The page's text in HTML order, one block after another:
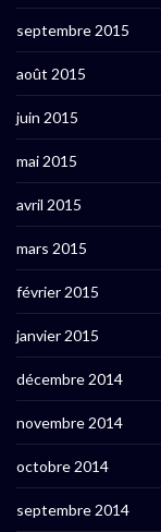
septembre 2015
août 2015
juin 2015
mai 2015
avril 2015
mars 2015
février 2015
janvier 2015
décembre 2014
novembre 2014
octobre 2014
septembre 2014